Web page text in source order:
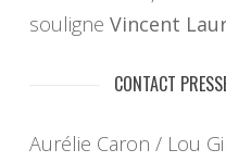
souligne Vincent
CONTACT
Aurélie Caron / Lou